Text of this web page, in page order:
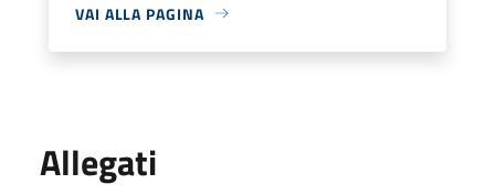
VAI ALLA PAGINA
Allegati